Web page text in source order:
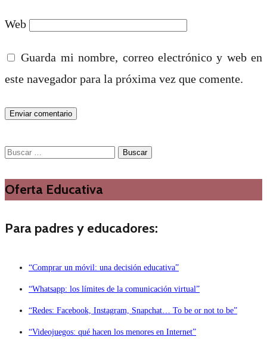
Web
Guarda mi nombre, correo electrónico y web en
este navegador para la próxima vez que comente.
Buscar:
Oferta Educativa
Para padres y educadores:
“Comprar un móvil: una decisión educativa”
“Whatsapp: los límites de la comunicación virtual”
“Redes: Facebook, Instagram, Snapchat… To be or not to be”
“Videojuegos: qué hacen los menores en Internet”